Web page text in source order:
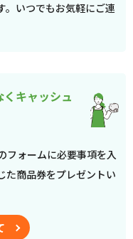
。いつでもお気軽にご連
キャッシュ
フォームに必要事項を入
た商品券をプレゼントい